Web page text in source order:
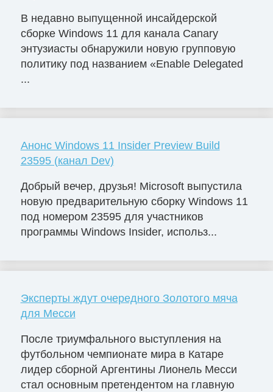
В недавно выпущенной инсайдерской
сборке Windows 11 для канала Canary
энтузиасты обнаружили новую групповую
политику под названием «Enable Delegated
...
Анонс Windows 11 Insider Preview Build
23595 (канал Dev)
Добрый вечер, друзья! Microsoft выпустила
новую предварительную сборку Windows 11
под номером 23595 для участников
программы Windows Insider, использ...
Эксперты ждут очередного Золотого мяча
для Месси
После триумфального выступления на
футбольном чемпионате мира в Катаре
лидер сборной Аргентины Лионель Месси
стал основным претендентом на главную